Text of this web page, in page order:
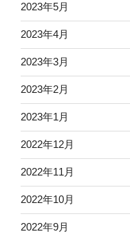
2023年5月
2023年4月
2023年3月
2023年2月
2023年1月
2022年12月
2022年11月
2022年10月
2022年9月